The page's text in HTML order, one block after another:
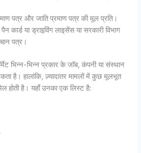
पत्र और जाति प्रमाण पत्र की मूल प्रति।
कार्ड या ड्राइविंग लाइसेंस या सरकारी विभाग
पत्र।
भिन्न-भिन्न प्रकार के जॉब, कंपनी या संस्थान
है। हालांकि, ज़्यादातर मामलों में कुछ मूलभूत
होती है। यहाँ उनका एक लिस्ट है: